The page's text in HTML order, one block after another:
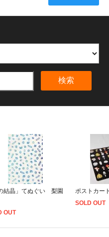
検索
結晶」てぬぐい 梨園
OUT
ポストカー
SOLD OUT